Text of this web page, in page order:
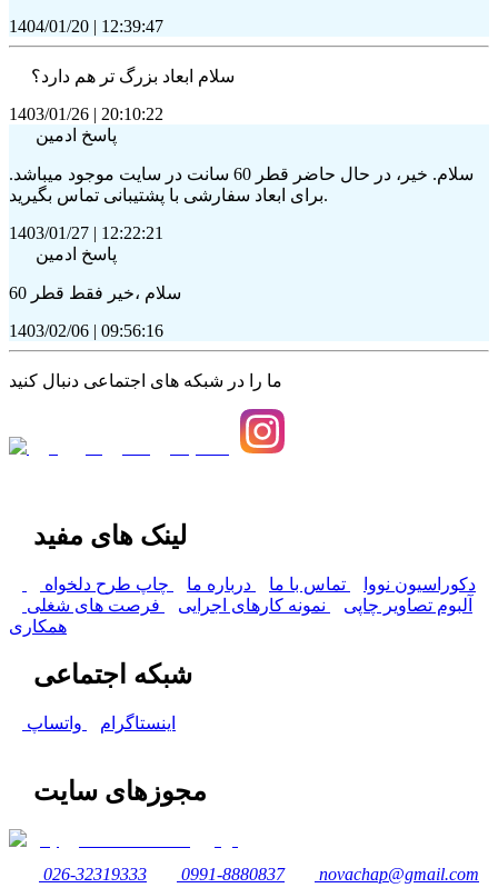
1404/01/20 | 12:39:47
سلام ابعاد بزرگ تر هم دارد؟
1403/01/26 | 20:10:22
پاسخ ادمین
سلام. خیر، در حال حاضر قطر 60 سانت در سایت موجود میباشد.
برای ابعاد سفارشی با پشتیبانی تماس بگیرید.
1403/01/27 | 12:22:21
پاسخ ادمین
سلام ،خیر فقط قطر 60
1403/02/06 | 09:56:16
ما را در شبکه های اجتماعی دنبال کنید
لینک های مفید
دکوراسیون نووا تماس با ما درباره ما
چاپ طرح دلخواه
آلبوم تصاویر چاپی
نمونه کارهای اجرایی
فرصت های شغلی
همکاری
شبکه اجتماعی
اینستاگرام واتساپ
مجوزهای سایت
026-32319333 0991-8880837 novachap@gmail.com